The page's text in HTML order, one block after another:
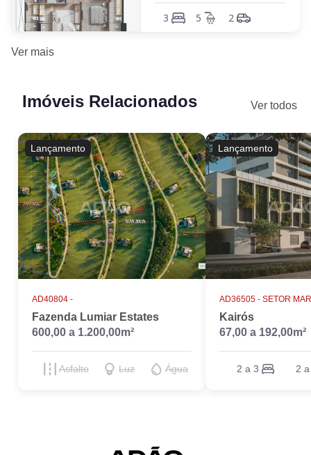
3 5 2
Ver mais
Imóveis Relacionados Ver todos
Lançamento
AD40804 -
Fazenda Lumiar Estates
600,00 a 1.200,00m²
Asfalto Luz Água
Lançamento
AD36505 - SETOR
Kairós
67,00 a 192,00m²
2 a 3 2